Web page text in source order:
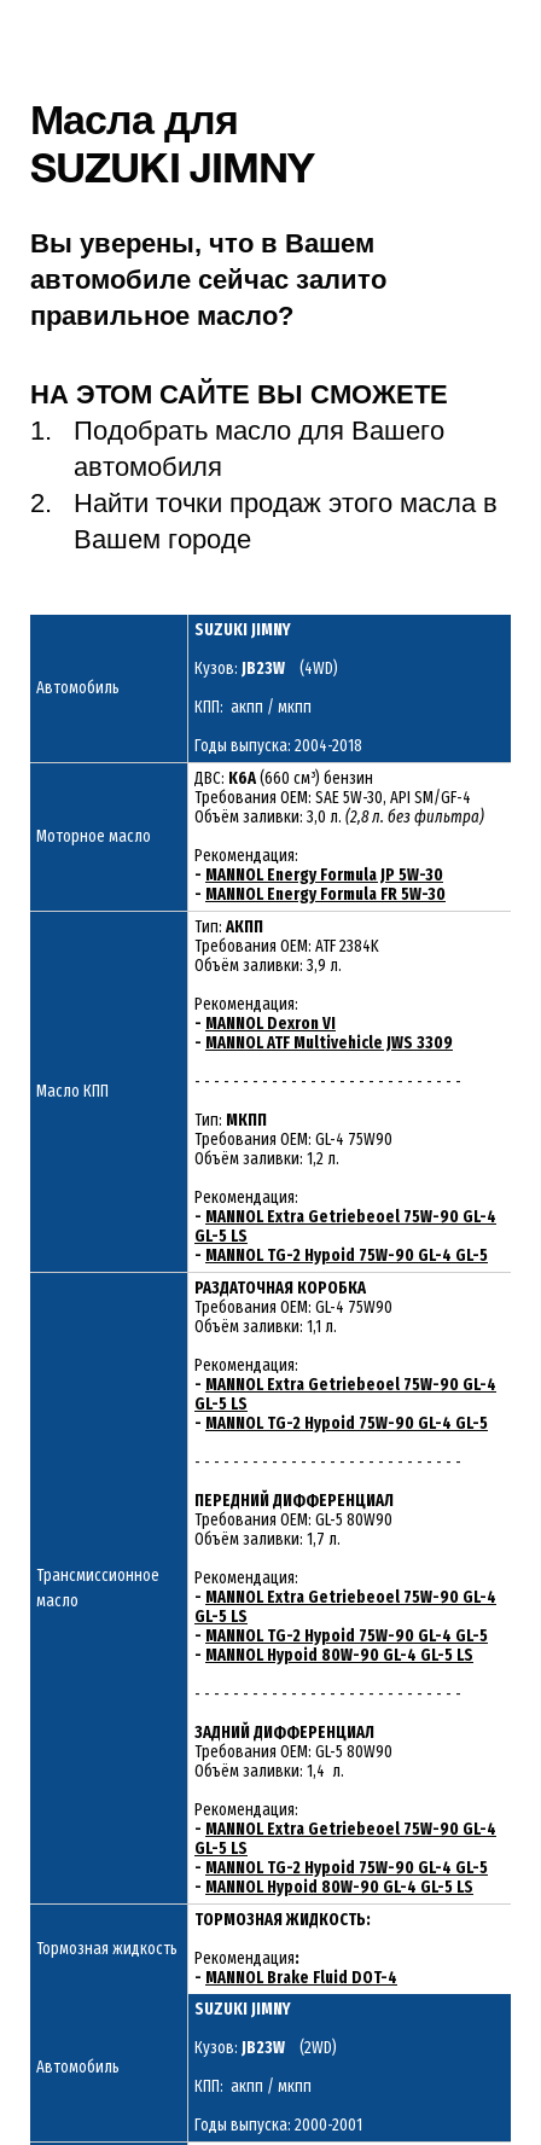
Масла для
SUZUKI JIMNY
Вы уверены, что в Вашем
автомобиле сейчас залито
правильное масло?
НА ЭТОМ САЙТЕ ВЫ СМОЖЕТЕ
Подобрать масло для Вашего
автомобиля
Найти точки продаж этого масла в
Вашем городе
Автомобиль
SUZUKI JIMNY
Кузов: JB23W
(4WD)
КПП: акпп / мкпп
Годы выпуска: 2004-2018
Моторное масло
ДВС: K6A(660 см³) бензин
Требования ОЕМ: SAE 5W-30, API SM/GF-4
Объём заливки: 3,0 л. (2,8 л. без фильтра)
Рекомендация:
- MANNOL Energy Formula JP 5W-30
- MANNOL Energy Formula FR 5W-30
Масло КПП
Тип: АКПП
Требования OEM: ATF 2384K
Объём заливки: 3,9 л.
Рекомендация:
- MANNOL Dexron VI
- MANNOL ATF Multivehicle JWS 3309
- - - - - - - - - - - - - - - - - - - - - - - - - - - -
Тип: МКПП
Требования OEM: GL-4 75W90
Объём заливки: 1,2 л.
Рекомендация:
- MANNOL Extra Getriebeoel 75W-90 GL-4
GL-5 LS
- MANNOL TG-2 Hypoid 75W-90 GL-4 GL-5
Трансмиссионное
масло
РАЗДАТОЧНАЯ КОРОБКА
Требования ОЕМ: GL-4 75W90
Объём заливки: 1,1 л.
Рекомендация:
- MANNOL Extra Getriebeoel 75W-90 GL-4
GL-5 LS
- MANNOL TG-2 Hypoid 75W-90 GL-4 GL-5
- - - - - - - - - - - - - - - - - - - - - - - - - - - -
ПЕРЕДНИЙ ДИФФЕРЕНЦИАЛ
Требования ОЕМ: GL-5 80W90
Объём заливки: 1,7 л.
Рекомендация:
- MANNOL Extra Getriebeoel 75W-90 GL-4
GL-5 LS
- MANNOL TG-2 Hypoid 75W-90 GL-4 GL-5
- MANNOL Hypoid 80W-90 GL-4 GL-5 LS
- - - - - - - - - - - - - - - - - - - - - - - - - - - -
ЗАДНИЙ ДИФФЕРЕНЦИАЛ
Требования ОЕМ: GL-5 80W90
Объём заливки: 1,4 л.
Рекомендация:
- MANNOL Extra Getriebeoel 75W-90 GL-4
GL-5 LS
- MANNOL TG-2 Hypoid 75W-90 GL-4 GL-5
- MANNOL Hypoid 80W-90 GL-4 GL-5 LS
Тормозная жидкость
ТОРМОЗНАЯ ЖИДКОСТЬ:
Рекомендация:
- MANNOL Brake Fluid DOT-4
Автомобиль
SUZUKI JIMNY
Кузов: JB23W
(2WD)
КПП: акпп / мкпп
Годы выпуска: 2000-2001